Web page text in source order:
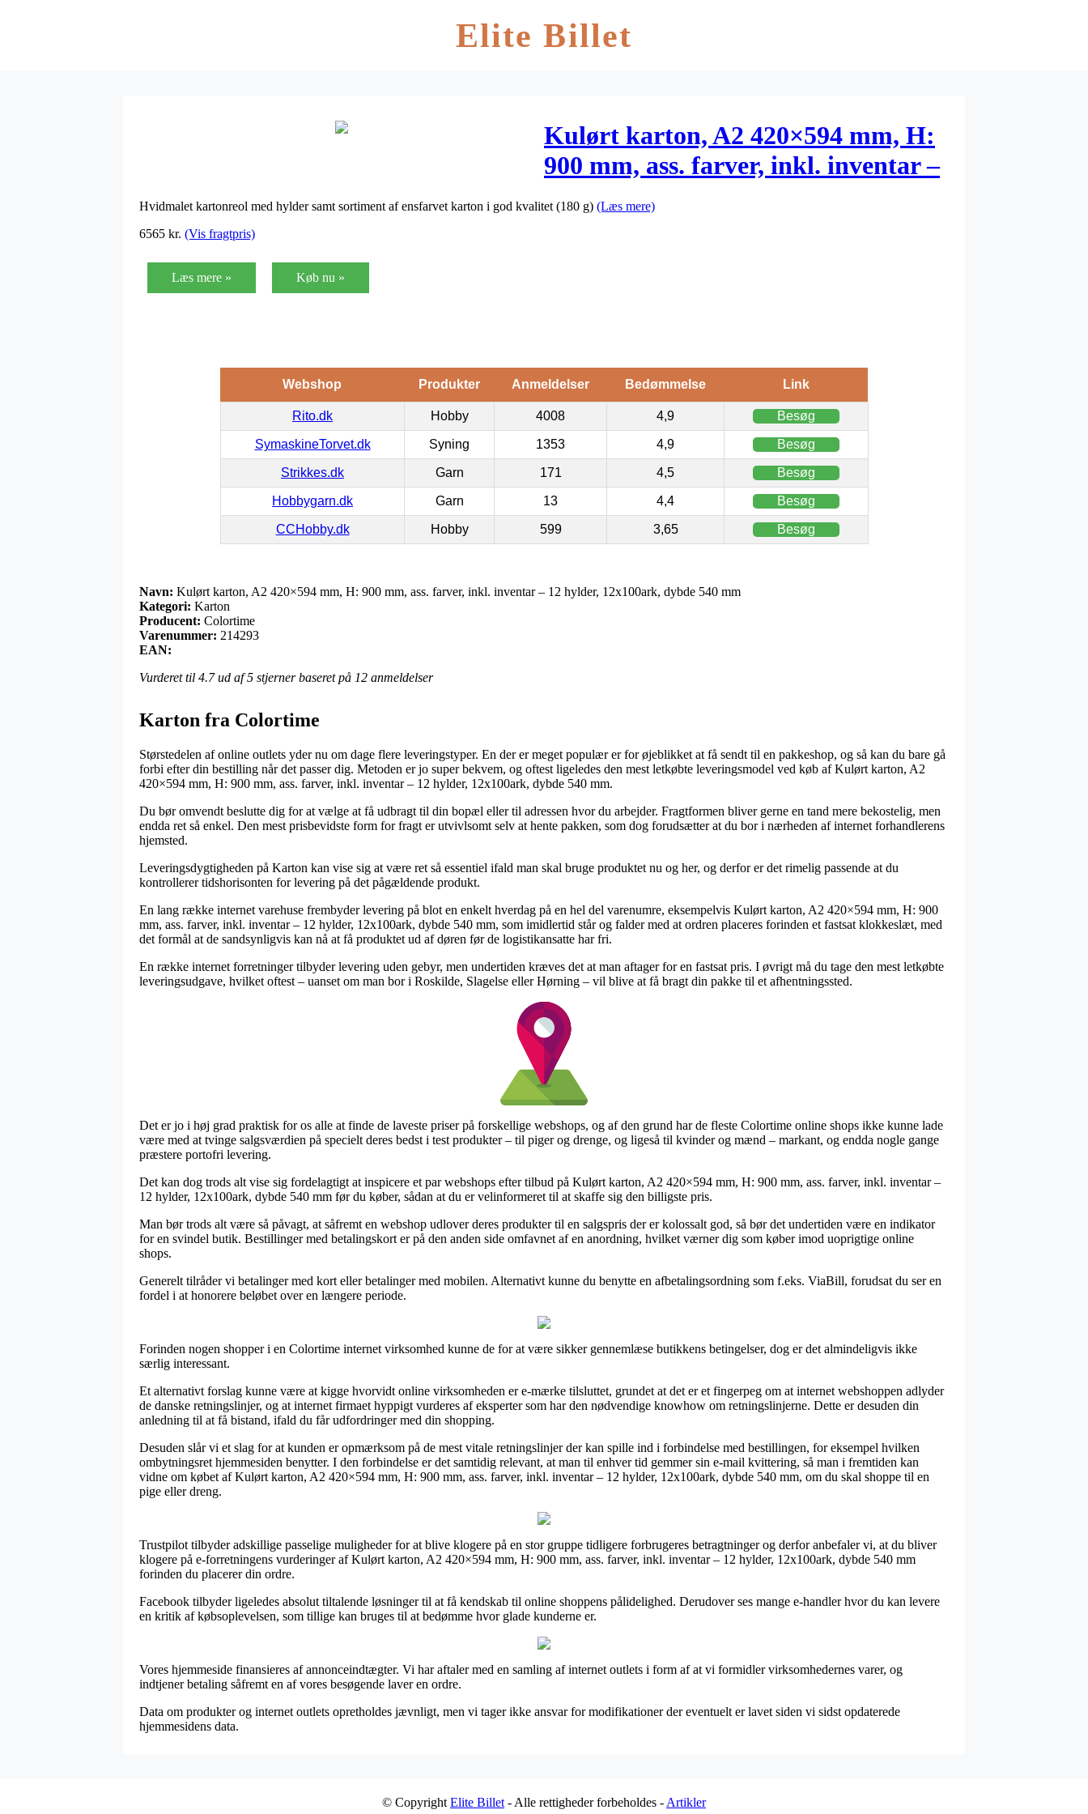
Elite Billet
Kulørt karton, A2 420×594 mm, H:
900 mm, ass. farver, inkl. inventar –
12 hylder, 12x100ark, dybde 540
Hvidmalet kartonreol med hylder samt sortiment af ensfarvet karton i god kvalitet (180 g) (Læs mere)
6565 kr. (Vis fragtpris)
Læs mere » Køb nu »
Webshop Produkter Anmeldelser Bedømmelse Link
Rito.dk Hobby 4008 4,9 Besøg
SymaskineTorvet.dk Syning 1353 4,9 Besøg
Strikkes.dk Garn 171 4,5 Besøg
Hobbygarn.dk Garn 13 4,4 Besøg
CCHobby.dk Hobby 599 3,65 Besøg
Navn: Kulørt karton, A2 420×594 mm, H: 900 mm, ass. farver, inkl. inventar – 12 hylder, 12x100ark, dybde 540 mm
Kategori: Karton
Producent: Colortime
Varenummer: 214293
EAN:
Vurderet til 4.7ud af 5 stjerner baseret på 12 anmeldelser
Karton fra Colortime
Størstedelen af online outlets yder nu om dage flere leveringstyper. En der er meget populær er for øjeblikket at få sendt til en pakkeshop, og så kan du bare gå
forbi efter din bestilling når det passer dig. Metoden er jo super bekvem, og oftest ligeledes den mest letkøbte leveringsmodel ved køb af Kulørt karton, A2
420×594 mm, H: 900 mm, ass. farver, inkl. inventar – 12 hylder, 12x100ark, dybde 540 mm.
Du bør omvendt beslutte dig for at vælge at få udbragt til din bopæl eller til adressen hvor du arbejder. Fragtformen bliver gerne en tand mere bekostelig, men
endda ret så enkel. Den mest prisbevidste form for fragt er utvivlsomt selv at hente pakken, som dog forudsætter at du bor i nærheden af internet forhandlerens
hjemsted.
Leveringsdygtigheden på Karton kan vise sig at være ret så essentiel ifald man skal bruge produktet nu og her, og derfor er det rimelig passende at du
kontrollerer tidshorisonten for levering på det pågældende produkt.
En lang række internet varehuse frembyder levering på blot en enkelt hverdag på en hel del varenumre, eksempelvis Kulørt karton, A2 420×594 mm, H: 900
mm, ass. farver, inkl. inventar – 12 hylder, 12x100ark, dybde 540 mm, som imidlertid står og falder med at ordren placeres forinden et fastsat klokkeslæt, med
det formål at de sandsynligvis kan nå at få produktet ud af døren før de logistikansatte har fri.
En række internet forretninger tilbyder levering uden gebyr, men undertiden kræves det at man aftager for en fastsat pris. I øvrigt må du tage den mest letkøbte
leveringsudgave, hvilket oftest – uanset om man bor i Roskilde, Slagelse eller Hørning – vil blive at få bragt din pakke til et afhentningssted.
Det er jo i høj grad praktisk for os alle at finde de laveste priser på forskellige webshops, og af den grund har de fleste Colortime online shops ikke kunne lade
være med at tvinge salgsværdien på specielt deres bedst i test produkter – til piger og drenge, og ligeså til kvinder og mænd – markant, og endda nogle gange
præstere portofri levering.
Det kan dog trods alt vise sig fordelagtigt at inspicere et par webshops efter tilbud på Kulørt karton, A2 420×594 mm, H: 900 mm, ass. farver, inkl. inventar –
12 hylder, 12x100ark, dybde 540 mm før du køber, sådan at du er velinformeret til at skaffe sig den billigste pris.
Man bør trods alt være så påvagt, at såfremt en webshop udlover deres produkter til en salgspris der er kolossalt god, så bør det undertiden være en indikator
for en svindel butik. Bestillinger med betalingskort er på den anden side omfavnet af en anordning, hvilket værner dig som køber imod uoprigtige online
shops.
Generelt tilråder vi betalinger med kort eller betalinger med mobilen. Alternativt kunne du benytte en afbetalingsordning som f.eks. ViaBill, forudsat du ser en
fordel i at honorere beløbet over en længere periode.
Forinden nogen shopper i en Colortime internet virksomhed kunne de for at være sikker gennemlæse butikkens betingelser, dog er det almindeligvis ikke
særlig interessant.
Et alternativt forslag kunne være at kigge hvorvidt online virksomheden er e-mærke tilsluttet, grundet at det er et fingerpeg om at internet webshoppen adlyder
de danske retningslinjer, og at internet firmaet hyppigt vurderes af eksperter som har den nødvendige knowhow om retningslinjerne. Dette er desuden din
anledning til at få bistand, ifald du får udfordringer med din shopping.
Desuden slår vi et slag for at kunden er opmærksom på de mest vitale retningslinjer der kan spille ind i forbindelse med bestillingen, for eksempel hvilken
ombytningsret hjemmesiden benytter. I den forbindelse er det samtidig relevant, at man til enhver tid gemmer sin e-mail kvittering, så man i fremtiden kan
vidne om købet af Kulørt karton, A2 420×594 mm, H: 900 mm, ass. farver, inkl. inventar – 12 hylder, 12x100ark, dybde 540 mm, om du skal shoppe til en
pige eller dreng.
Trustpilot tilbyder adskillige passelige muligheder for at blive klogere på en stor gruppe tidligere forbrugeres betragtninger og derfor anbefaler vi, at du bliver
klogere på e-forretningens vurderinger af Kulørt karton, A2 420×594 mm, H: 900 mm, ass. farver, inkl. inventar – 12 hylder, 12x100ark, dybde 540 mm
forinden du placerer din ordre.
Facebook tilbyder ligeledes absolut tiltalende løsninger til at få kendskab til online shoppens pålidelighed. Derudover ses mange e-handler hvor du kan levere
en kritik af købsoplevelsen, som tillige kan bruges til at bedømme hvor glade kunderne er.
Vores hjemmeside finansieres af annonceindtægter. Vi har aftaler med en samling af internet outlets i form af at vi formidler virksomhedernes varer, og
indtjener betaling såfremt en af vores besøgende laver en ordre.
Data om produkter og internet outlets opretholdes jævnligt, men vi tager ikke ansvar for modifikationer der eventuelt er lavet siden vi sidst opdaterede
hjemmesidens data.
© Copyright Elite Billet - Alle rettigheder forbeholdes - Artikler